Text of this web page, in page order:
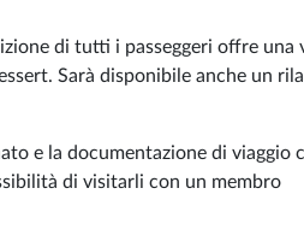
di tutti i passeggeri offre una
Sarà disponibile anche un
e la documentazione di viaggio
di visitarli con un membro